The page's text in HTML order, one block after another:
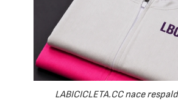
LABICICLETA.CC nace